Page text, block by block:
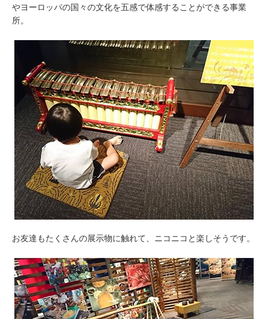
やヨーロッパの国々の文化を五感で体感することができる事業
所。
お友達もたくさんの展示物に触れて、ニコニコと楽しそうです。